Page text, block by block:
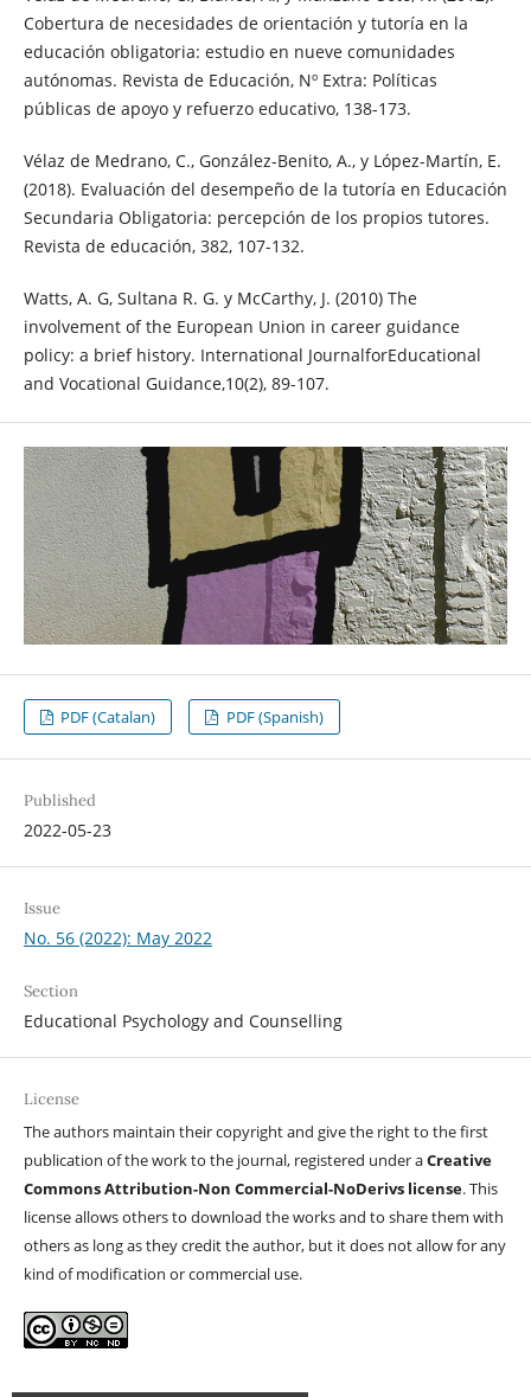
Cobertura de necesidades de orientación y tutoría en la
educación obligatoria: estudio en nueve comunidades
autónomas. Revista de Educación, Nº Extra: Políticas
públicas de apoyo y refuerzo educativo, 138-173.
Vélaz de Medrano, C., González-Benito, A., y López-Martín, E.
(2018). Evaluación del desempeño de la tutoría en Educación
Secundaria Obligatoria: percepción de los propios tutores.
Revista de educación, 382, 107-132.
Watts, A. G, Sultana R. G. y McCarthy, J. (2010) The
involvement of the European Union in career guidance
policy: a brief history. International JournalforEducational
and Vocational Guidance,10(2), 89-107.
PDF (Catalan) PDF (Spanish)
Published
2022-05-23
Issue
No. 56 (2022): May 2022
Section
Educational Psychology and Counselling
License
The authors maintain their copyright and give the right to the first
publication of the work to the journal, registered under aCreative
Commons Attribution-Non Commercial-NoDerivs license. This
license allows others to download the works and to share them with
others as long as they credit the author, but it does not allow for any
kind of modification or commercial use.